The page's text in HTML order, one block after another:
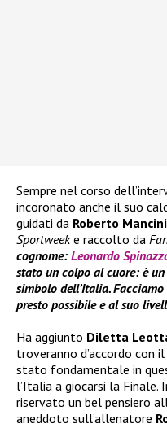
Sempre nel corso
incoronato anche il suo
guidati da Roberto Mancini
Sportweeke raccolto da
cognome:Leonardo
stato un colpo al cuore: è
simbolo dell’Italia.
presto possibile e al suo
Ha aggiunto Diletta
troveranno d’accordo con
stato fondamentale in
l’Italia a giocarsi la Finale.
riservato un bel pensiero
aneddoto sull’allenatore